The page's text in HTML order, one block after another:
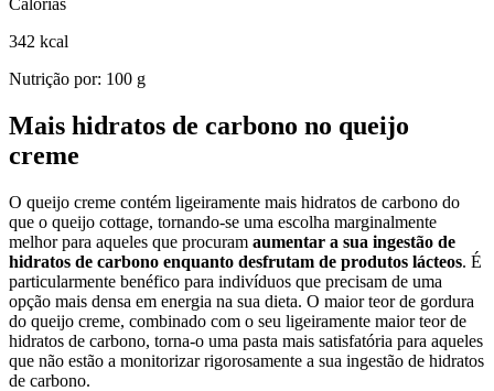
Calorias
342 kcal
Nutrição por: 100 g
Mais hidratos de carbono no queijo
creme
O queijo creme contém ligeiramente mais hidratos de carbono do
que o queijo cottage, tornando-se uma escolha marginalmente
melhor para aqueles que procuram aumentar a sua ingestão de
hidratos de carbono enquanto desfrutam de produtos lácteos. É
particularmente benéfico para indivíduos que precisam de uma
opção mais densa em energia na sua dieta. O maior teor de gordura
do queijo creme, combinado com o seu ligeiramente maior teor de
hidratos de carbono, torna-o uma pasta mais satisfatória para aqueles
que não estão a monitorizar rigorosamente a sua ingestão de hidratos
de carbono.